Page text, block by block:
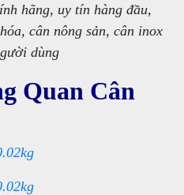
hãng, uy tín hàng đầu,
cân nông sản, cân inox
dùng
Quan Cân